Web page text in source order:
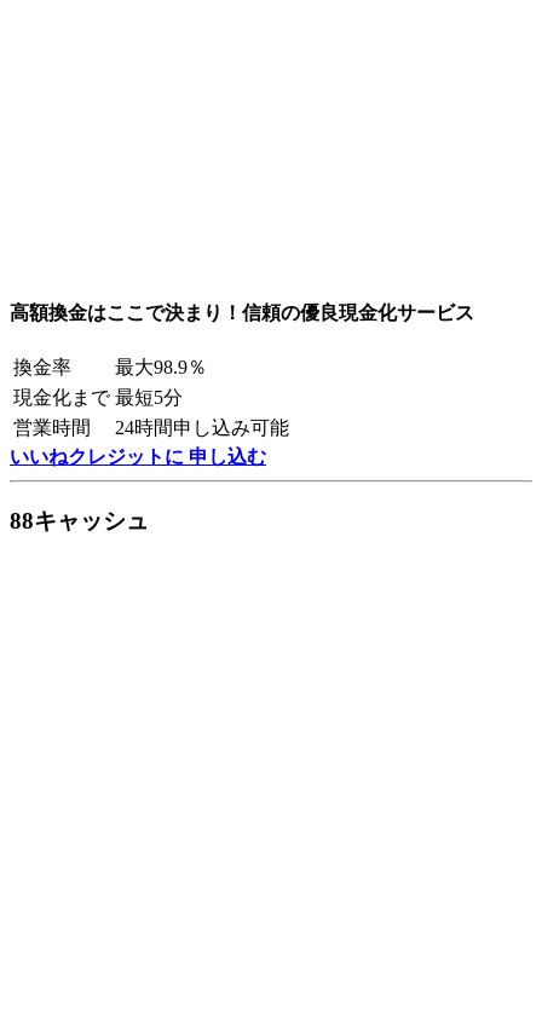
高額換金はここで決まり！信頼の優良現金化サービス
換金率
最大98.9％
現金化まで 最短5分
営業時間
24時間申し込み可能
いいねクレジットに 申し込む
88キャッシュ